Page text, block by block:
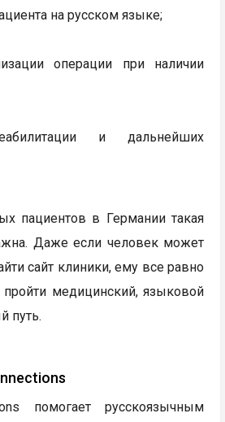
на русском языке;
операции при наличии
и дальнейших
пациентов в Германии такая
Даже если человек может
сайт клиники, ему все равно
медицинский, языковой
путь.
помогает русскоязычным